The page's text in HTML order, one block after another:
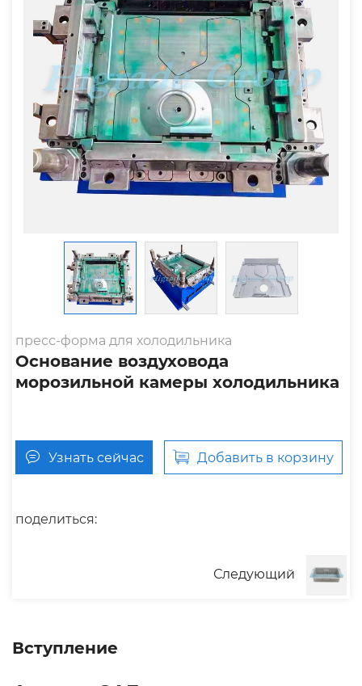
пресс-форма для холодильника
Основание воздуховода
морозильной камеры холодильника
Узнать сейчас Добавить в корзину
поделиться:
Следующий
Вступление